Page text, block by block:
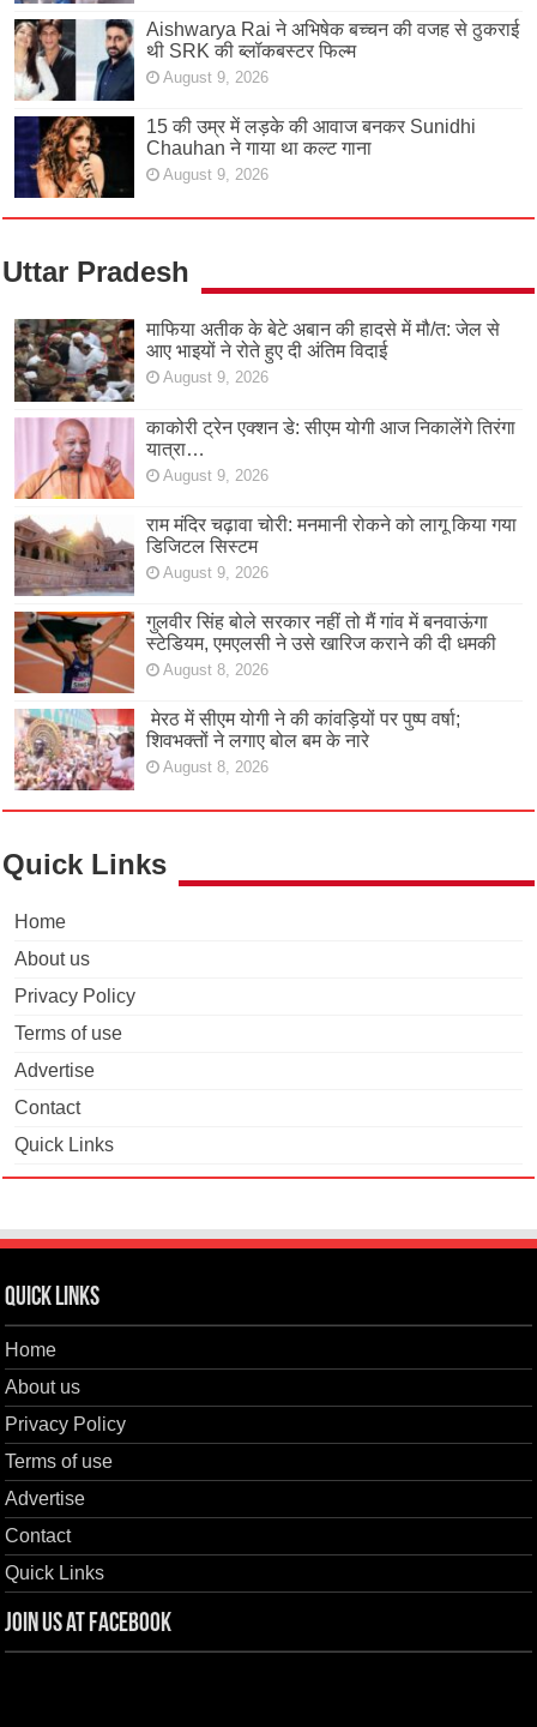
Aishwarya Rai ने अभिषेक बच्चन की वजह से ठुकराई
थी SRK की ब्लॉकबस्टर फिल्म
August 9, 2026
15 की उम्र में लड़के की आवाज बनकर Sunidhi
Chauhan ने गाया था कल्ट गाना
August 9, 2026
Uttar Pradesh
माफिया अतीक के बेटे अबान की हादसे में मौ/त: जेल से
आए भाइयों ने रोते हुए दी अंतिम विदाई
August 9, 2026
काकोरी ट्रेन एक्शन डे: सीएम योगी आज निकालेंगे तिरंगा
यात्रा…
August 9, 2026
राम मंदिर चढ़ावा चोरी: मनमानी रोकने को लागू किया गया
डिजिटल सिस्टम
August 9, 2026
गुलवीर सिंह बोले सरकार नहीं तो मैं गांव में बनवाऊंगा
स्टेडियम, एमएलसी ने उसे खारिज कराने की दी धमकी
August 8, 2026
मेरठ में सीएम योगी ने की कांवड़ियों पर पुष्प वर्षा;
शिवभक्तों ने लगाए बोल बम के नारे
August 8, 2026
Quick Links
Home
About us
Privacy Policy
Terms of use
Advertise
Contact
Quick Links
Quick Links
Home
About us
Privacy Policy
Terms of use
Advertise
Contact
Quick Links
Join us at Facebook